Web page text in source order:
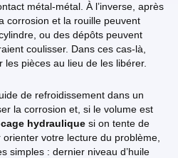
métal-métal. À l’inverse, après
corrosion et la rouille peuvent
ou des dépôts peuvent
coulisser. Dans ces cas-là,
pièces au lieu de les libérer.
de refroidissement dans un
la corrosion et, si le volume est
hydraulique si on tente de
votre lecture du problème,
simples : dernier niveau d’huile